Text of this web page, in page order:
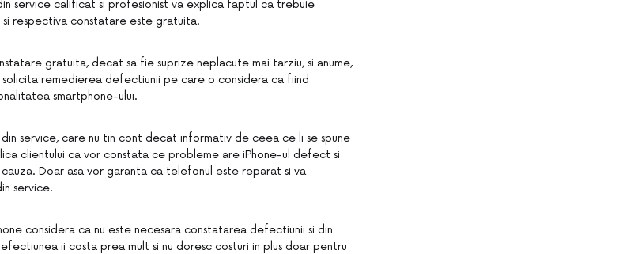
service calificat si profesionist va explica faptul ca trebuie
respectiva constatare este gratuita.
gratuita, decat sa fie suprize neplacute mai tarziu, si anume,
solicita remedierea defectiunii pe care o considera ca fiind
smartphone-ului.
service, care nu tin cont decat informativ de ceea ce li se spune
clientului ca vor constata ce probleme are iPhone-ul defect si
Doar asa vor garanta ca telefonul este reparat si va
service.
considera ca nu este necesara constatarea defectiunii si din
ii costa prea mult si nu doresc costuri in plus doar pentru